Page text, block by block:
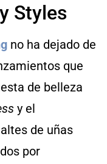
Styles
no ha dejado de
que
de belleza
y el
de uñas
por